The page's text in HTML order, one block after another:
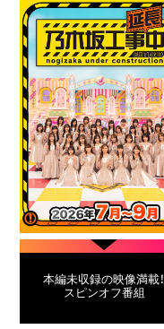
本編未収録の映像満載！
スピンオフ番組